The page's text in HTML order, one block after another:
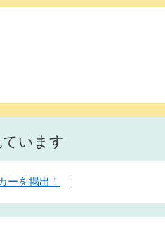
います
ーを掲出！